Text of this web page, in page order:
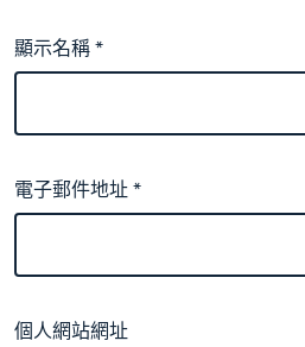
顯示名稱*
電子郵件地址*
個人網站網址